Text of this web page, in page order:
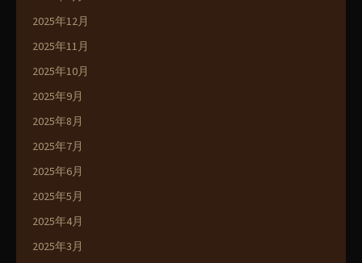
2025年12月
2025年11月
2025年10月
2025年9月
2025年8月
2025年7月
2025年6月
2025年5月
2025年4月
2025年3月